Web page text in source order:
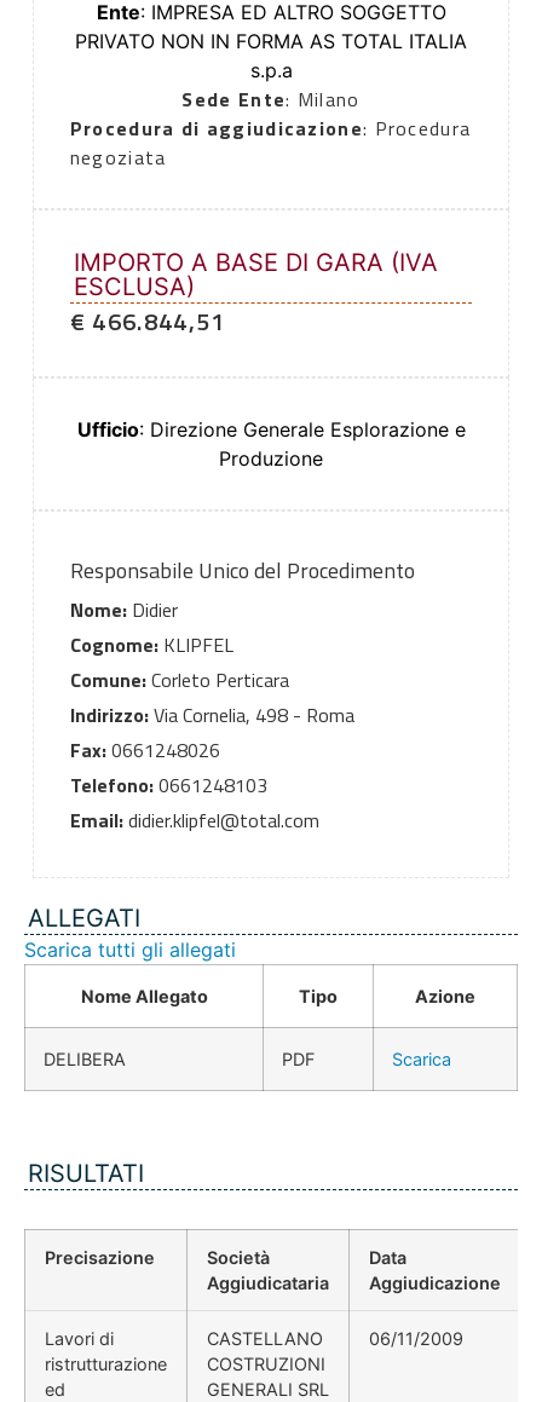
Ente: IMPRESA ED ALTRO SOGGETTO
PRIVATO NON IN FORMA AS TOTAL ITALIA
s.p.a
Sede Ente: Milano
Procedura di aggiudicazione: Procedura
negoziata
IMPORTO A BASE DI GARA (IVA
ESCLUSA)
€ 466.844,51
Ufficio: Direzione Generale Esplorazione e
Produzione
Responsabile Unico del Procedimento
Nome:Didier
Cognome:KLIPFEL
Comune:Corleto Perticara
Indirizzo:Via Cornelia, 498 - Roma
Fax:0661248026
Telefono:0661248103
Email:didier.klipfel@total.com
ALLEGATI
Scarica tutti gli allegati
Nome Allegato Tipo Azione
DELIBERA PDF Scarica
RISULTATI
Precisazione
Società
Aggiudicataria
Data
Aggiudicazione
Lavori di
ristrutturazione
ed
CASTELLANO
COSTRUZIONI
GENERALI SRL
06/11/2009